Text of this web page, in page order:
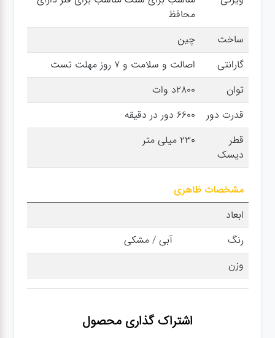
انواع
باتری ها
پمپ
تجهیزات
کمپ
گجت
قفل
محافظ
ساخت
چین
گارانتی
اصالت و سلامت و 7 روز مهلت تست
توان
2800د وات
قدرت دور
6600 دور در دقیقه
قطر
دیسک
230 میلی متر
مشخصات ظاهری
ابعاد
رنگ
آبی / مشکی
وزن
اشتراک گذاری محصول